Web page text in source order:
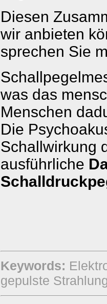
Diesen
wir anbieten
sprechen Sie
was das
Menschen
Die
Schallwirkung
ausführliche
Keywords:
gepulste